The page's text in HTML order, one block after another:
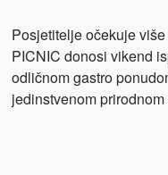
Posjetitelje očekuje
PICNIC donosi vikend
odličnom gastro
jedinstvenom